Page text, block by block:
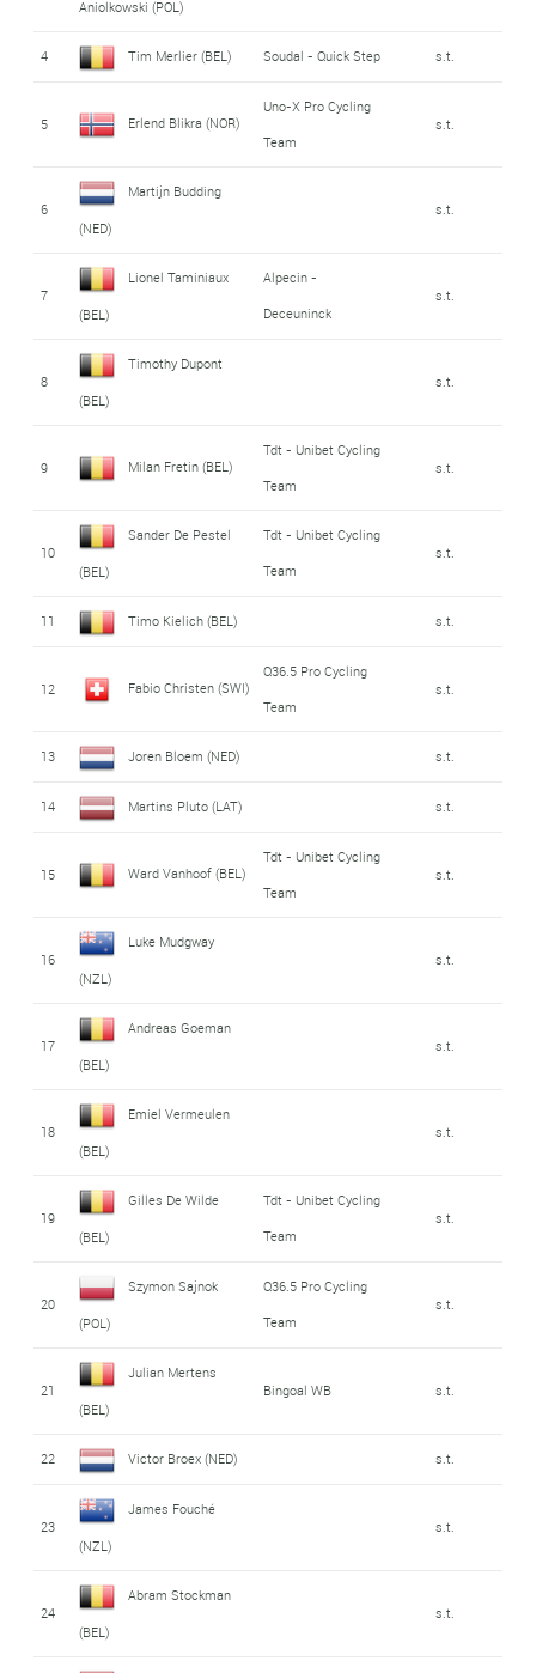
Aniolkowski (POL)
4 Tim Merlier (BEL) Soudal - Quick Step s.t.
5 Erlend Blikra (NOR)
Uno-X Pro Cycling
Team
s.t.
6
Martijn Budding
(NED)
s.t.
7
Lionel Taminiaux
(BEL)
Alpecin -
Deceuninck
s.t.
8
Timothy Dupont
(BEL)
s.t.
9 Milan Fretin (BEL)
Tdt - Unibet Cycling
Team
s.t.
10
Sander De Pestel
(BEL)
Tdt - Unibet Cycling
Team
s.t.
11 Timo Kielich (BEL) s.t.
12 Fabio Christen (SWI)
Q36.5 Pro Cycling
Team
s.t.
13 Joren Bloem (NED) s.t.
14 Martins Pluto (LAT) s.t.
15 Ward Vanhoof (BEL)
Tdt - Unibet Cycling
Team
s.t.
16
Luke Mudgway
(NZL)
s.t.
17
Andreas Goeman
(BEL)
s.t.
18
Emiel Vermeulen
(BEL)
s.t.
19
Gilles De Wilde
(BEL)
Tdt - Unibet Cycling
Team
s.t.
20
Szymon Sajnok
(POL)
Q36.5 Pro Cycling
Team
s.t.
21
Julian Mertens
(BEL)
Bingoal WB s.t.
22 Victor Broex (NED) s.t.
23
James Fouché
(NZL)
s.t.
24
Abram Stockman
(BEL)
s.t.